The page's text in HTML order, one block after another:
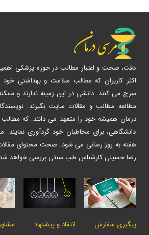
دقت، صحت و اعتبار مطالب در حوزه پزشکی اهمیت
اکثر کاربران که مطالب سلامت و بهداشتی
سرچ می کنند. دانشی در این زمینه ندارند و
مطالعه مطالب و مقالات سایت بگیرند.
درمان همیشه خود را متعهد می دانند. که مطالب
دانشگاهی، برای مخاطبان خود گردآوری
هفته به روز رسانی می شود. صحت محتوای
رضا حسینی کارشناس طب سنتی بررسی خواهد
پیگیری سفارش انتقاد و پیشنهاد